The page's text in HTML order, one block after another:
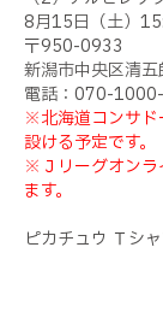
8月15日（土）
〒950-0933
新潟市中央区清
電話：070-
※北海道コンサド
設ける予定です。
※Ｊリーグオンラ
ます。
ピカチュウ Ｔシ